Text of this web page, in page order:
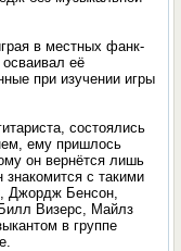
в местных фанк-
её
при изучении игры
состоялись
ему пришлось
он вернётся лишь
с такими
Джордж Бенсон,
Визерс, Майлз
в группе